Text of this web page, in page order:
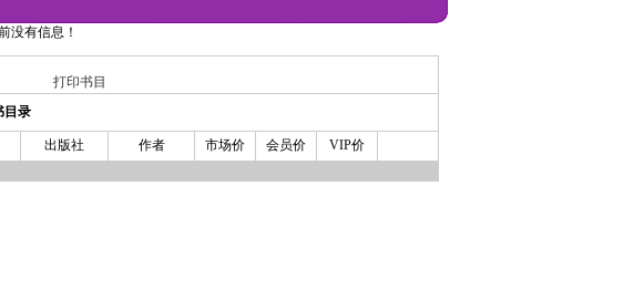
没有信息！
打印书目
目录
出版社 作者 市场价 会员价
VIP价